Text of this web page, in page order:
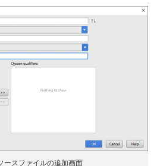
スファイルの追加画面